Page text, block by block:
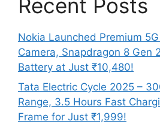
Recent Posts
Nokia Launched Premium
Camera, Snapdragon 8 Gen
Battery at Just ₹10,480!
Tata Electric Cycle 2025 –
Range, 3.5 Hours Fast
Frame for Just ₹1,999!